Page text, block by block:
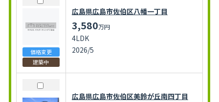
価格変更
建築中
広島県広島市佐伯区八幡一丁目
3,580万円
4LDK
2026/5
広島県広島市佐伯区美鈴が丘南四丁目